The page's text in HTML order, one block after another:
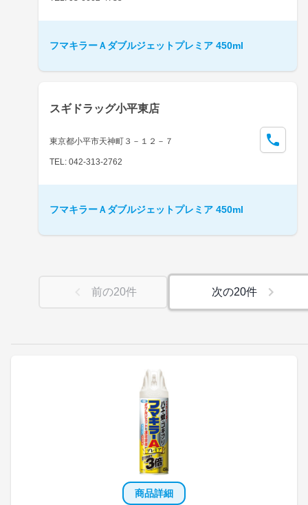
商品詳細
フマキラーＡダブルジェットプレミア 450ml
スギドラッグ小平東店
東京都小平市天神町３－１２－７
TEL: 042-313-2762
フマキラーＡダブルジェットプレミア 450ml
前の20件 次の20件